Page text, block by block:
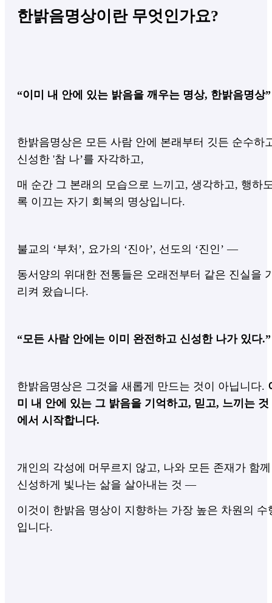
한밝음명상이란 무엇인가요?
“이미 내 안에 있는 밝음을 깨우는 명상, 한밝음명상”
한밝음명상은 모든 사람 안에 본래부터 깃든 순수하
신성한 '참 나’를 자각하고,
매 순간 그 본래의 모습으로 느끼고, 생각하고, 행하
록 이끄는 자기 회복의 명상입니다.
​불교의 ‘부처’, 요가의 ‘진아’, 선도의 ‘진인’ —
동서양의 위대한 전통들은 오래전부터 같은 진실을
리켜 왔습니다.
​“모든 사람 안에는 이미 완전하고 신성한 나가 있다.”
한밝음명상은 그것을 새롭게 만드는 것이 아닙니다.
미 내 안에 있는 그 밝음을 기억하고, 믿고, 느끼는 것
에서 시작합니다.
개인의 각성에 머무르지 않고, 나와 모든 존재가 함께
신성하게 빛나는 삶을 살아내는 것 —
이것이 한밝음 명상이 지향하는 가장 높은 차원의 수
입니다.